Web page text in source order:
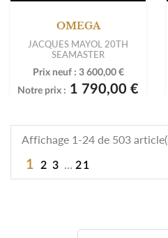
OMEGA
JACQUES MAYOL 20TH
SEAMASTER
Prix neuf : 3 600,00 €
Notre prix : 1 790,00 €
-32%
NOUVEAUTÉ